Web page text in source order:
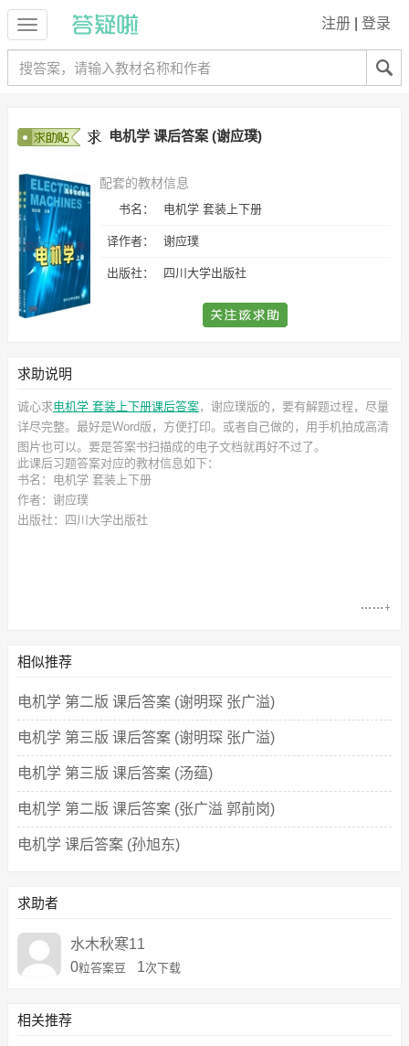
注册 登录
电机学 课后答案 (谢应璞)
配套的教材信息
书名： 电机学 套装上下册
译作者： 谢应璞
出版社： 四川大学出版社
求助说明
诚心求电机学 套装上下册课后答案，谢应璞版的，要有解题过程，尽量
详尽完整。最好是Word版，方便打印。或者自己做的，用手机拍成高清
图片也可以。要是答案书扫描成的电子文档就再好不过了。
此课后习题答案对应的教材信息如下：
书名：电机学 套装上下册
作者：谢应璞
出版社：四川大学出版社
相似推荐
电机学 第二版 课后答案 (谢明琛 张广溢)
电机学 第三版 课后答案 (谢明琛 张广溢)
电机学 第三版 课后答案 (汤蕴)
电机学 第二版 课后答案 (张广溢 郭前岗)
电机学 课后答案 (孙旭东)
求助者
水木秋寒11
0粒答案豆 1次下载
相关推荐